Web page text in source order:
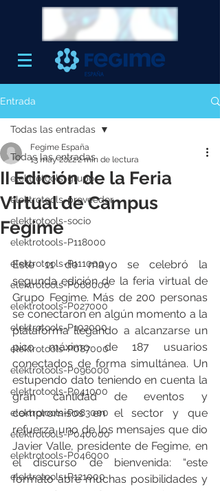
Entrada
Todas las entradas
elektrotools-grupo
elektrotools-proveedor
elektrotools-socio
elektrotools-P118000
elektrotools-P111000
elektrotools-P060000
elektrotools-P027000
elektrotools-P102000
elektrotools-P087000
elektrotools-P096000
elektrotools-P041000
elektrotools-P083000
elektrotools-P040000
elektrotools-P046000
elektrotools-P121000
Todas las entradas
II Edición de la Feria
Virtual de Campus
Fegime
Fegime España
13 may 20222 min de lectura
Este 11 de mayo se celebró la
segunda edición de la feria virtual de
Grupo Fegime. Más de 200 personas
se conectaron en algún momento a la
plataforma llegando a alcanzarse un
pico máximo de 187 usuarios
conectados de forma simultánea. Un
estupendo dato teniendo en cuenta la
gran cantidad de eventos y
compromisos en el sector y que
refuerza uno de los mensajes que dio
Javier Valle, presidente de Fegime, en
el discurso de bienvenida: “este
formato abre muchas posibilidades y